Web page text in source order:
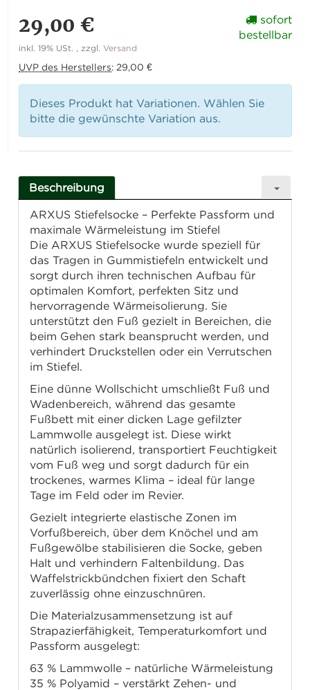
29,00 €
inkl. 19% USt. , zzgl.Versand
UVP des Herstellers: 29,00 €
sofort
bestellbar
Dieses Produkt hat Variationen. Wählen Sie
bitte die gewünschte Variation aus.
Beschreibung
ARXUS Stiefelsocke – Perfekte Passform und
maximale Wärmeleistung im Stiefel
Die ARXUS Stiefelsocke wurde speziell für
das Tragen in Gummistiefeln entwickelt und
sorgt durch ihren technischen Aufbau für
optimalen Komfort, perfekten Sitz und
hervorragende Wärmeisolierung. Sie
unterstützt den Fuß gezielt in Bereichen, die
beim Gehen stark beansprucht werden, und
verhindert Druckstellen oder ein Verrutschen
im Stiefel.
Eine dünne Wollschicht umschließt Fuß und
Wadenbereich, während das gesamte
Fußbett mit einer dicken Lage gefilzter
Lammwolle ausgelegt ist. Diese wirkt
natürlich isolierend, transportiert Feuchtigkeit
vom Fuß weg und sorgt dadurch für ein
trockenes, warmes Klima – ideal für lange
Tage im Feld oder im Revier.
Gezielt integrierte elastische Zonen im
Vorfußbereich, über dem Knöchel und am
Fußgewölbe stabilisieren die Socke, geben
Halt und verhindern Faltenbildung. Das
Waffelstrickbündchen fixiert den Schaft
zuverlässig ohne einzuschnüren.
Die Materialzusammensetzung ist auf
Strapazierfähigkeit, Temperaturkomfort und
Passform ausgelegt:
63 % Lammwolle – natürliche Wärmeleistung
35 % Polyamid – verstärkt Zehen- und